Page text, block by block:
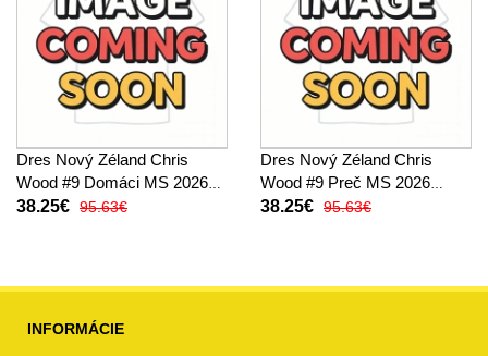
Dres Nový Zéland Chris
Wood #9 Domáci MS 2026
Krátky Rukáv
38.25€ 95.63€
Dres Nový Zéland Chris
Wood #9 Preč MS 2026
Krátky Rukáv
38.25€ 95.63€
INFORMÁCIE